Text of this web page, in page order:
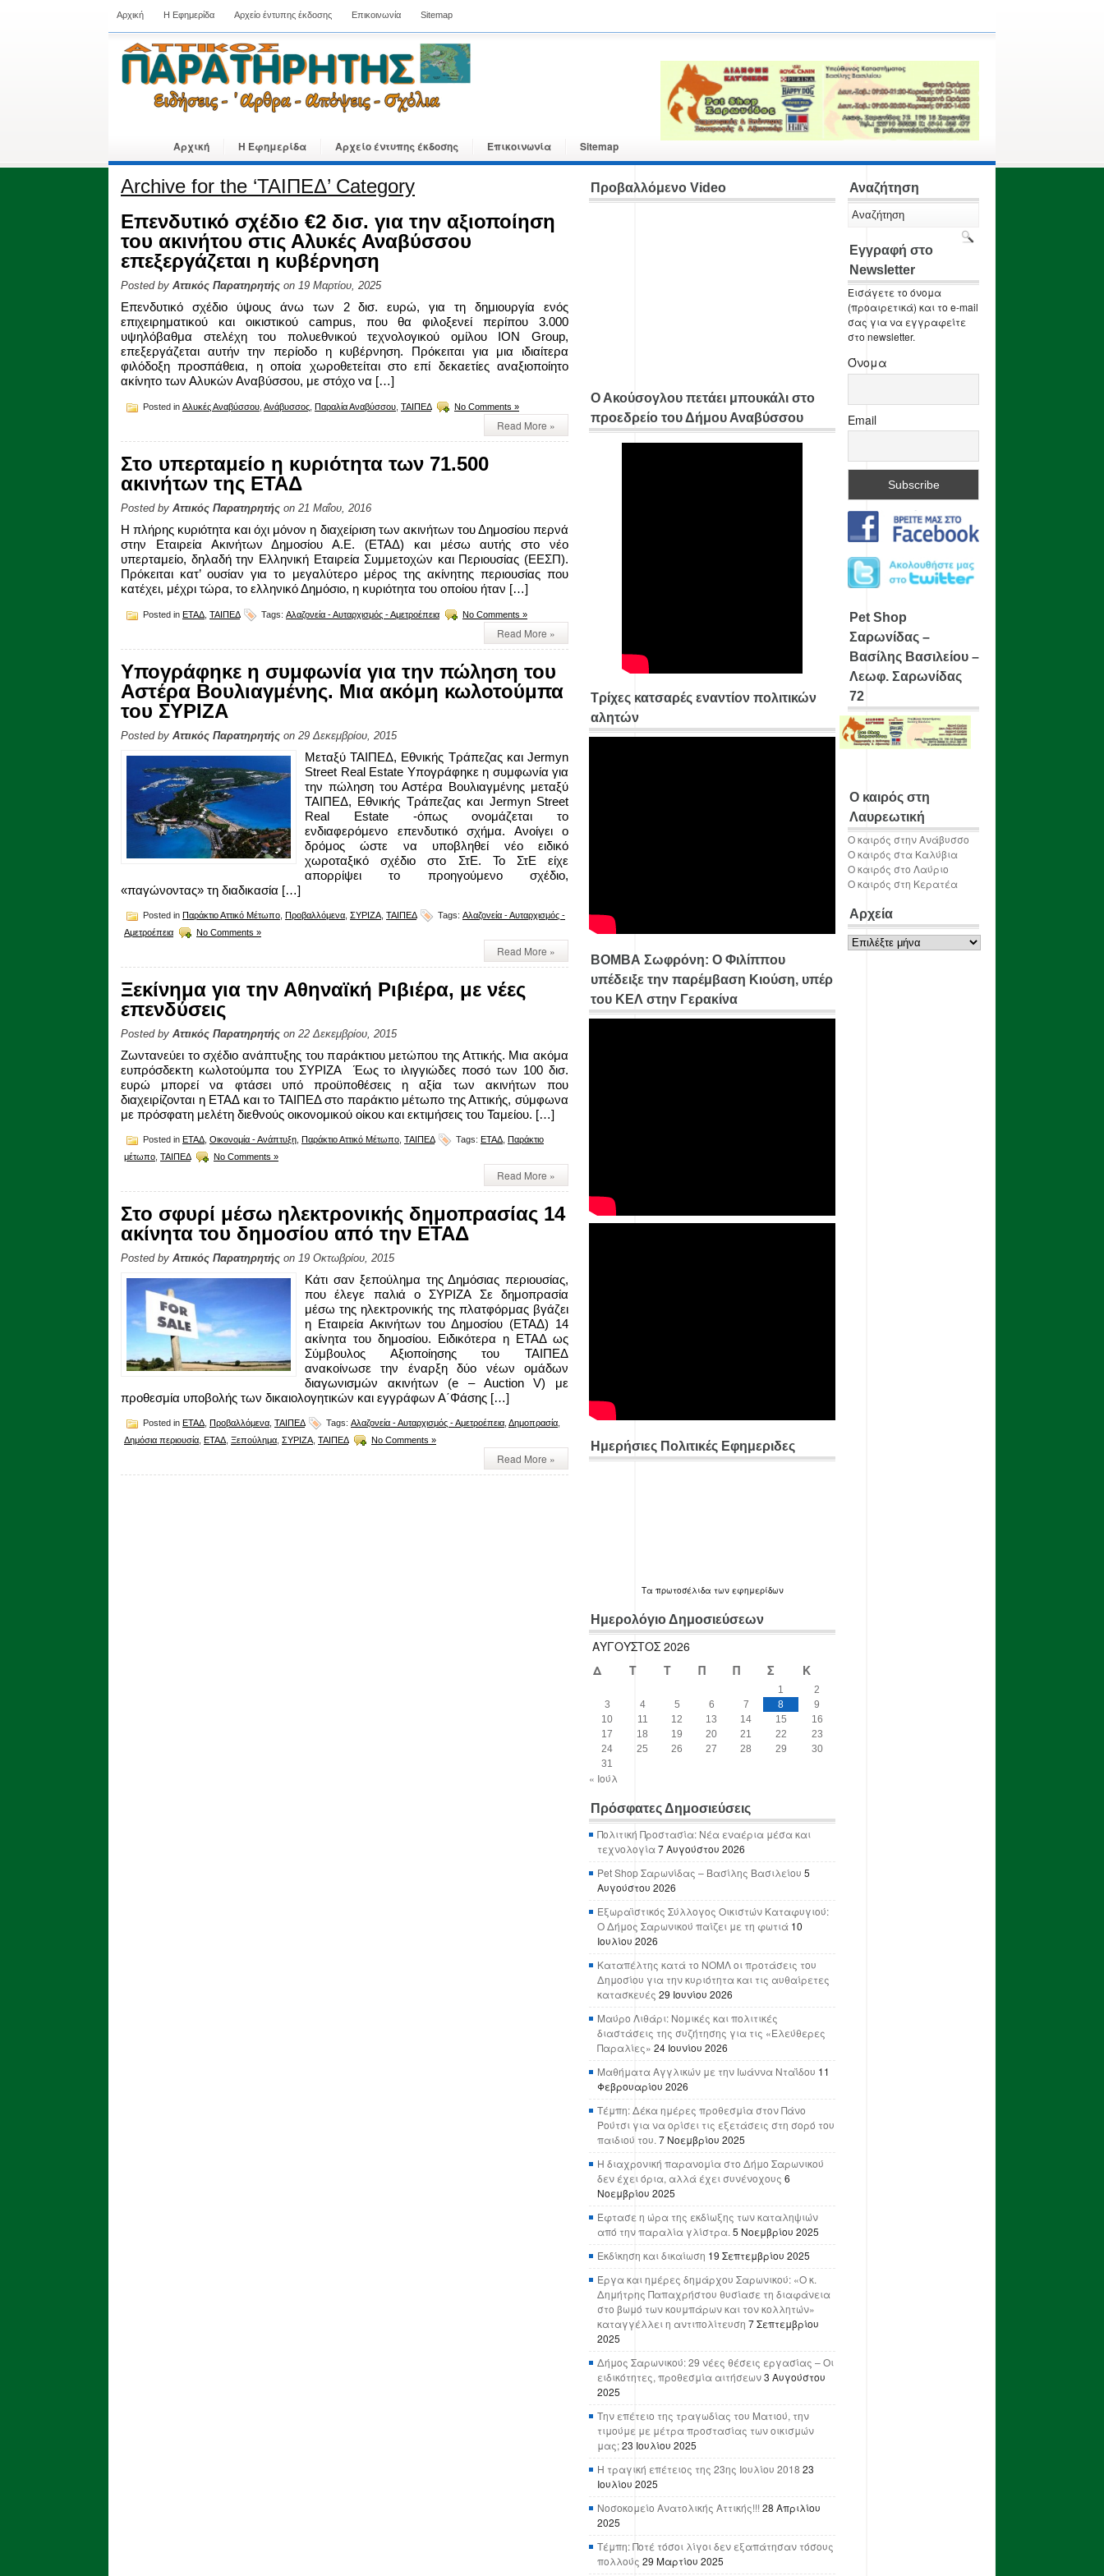
Αρχική Η Εφημερίδα Αρχείο έντυπης έκδοσης Επικοινωνία Sitemap
Αρχική Η Εφημερίδα Αρχείο έντυπης έκδοσης Επικοινωνία Sitemap
Archive for the ‘ΤΑΙΠΕΔ’ Category
Επενδυτικό σχέδιο €2 δισ. για την αξιοποίηση
του ακινήτου στις Αλυκές Αναβύσσου
επεξεργάζεται η κυβέρνηση
Posted by Αττικός Παρατηρητής on 19 Μαρτίου, 2025
Επενδυτικό σχέδιο ύψους άνω των 2 δισ. ευρώ, για τη δημιουργία ενός
επιχειρηματικού και οικιστικού campus, που θα φιλοξενεί περίπου 3.000
υψηλόβαθμα στελέχη του πολυεθνικού τεχνολογικού ομίλου ION Group,
επεξεργάζεται αυτήν την περίοδο η κυβέρνηση. Πρόκειται για μια ιδιαίτερα
φιλόδοξη προσπάθεια, η οποία χωροθετείται στο επί δεκαετίες αναξιοποίητο
ακίνητο των Αλυκών Αναβύσσου, με στόχο να […]
Posted in Αλυκές Αναβύσσου Ανάβυσσος Παραλία Αναβύσσου ΤΑΙΠΕΔ No Comments »
Read More »
Στο υπερταμείο η κυριότητα των 71.500
ακινήτων της ΕΤΑΔ
Posted by Αττικός Παρατηρητής on 21 Μαΐου, 2016
Η πλήρης κυριότητα και όχι μόνον η διαχείριση των ακινήτων του Δημοσίου περνά
στην Εταιρεία Ακινήτων Δημοσίου Α.Ε. (ΕΤΑΔ) και μέσω αυτής στο νέο
υπερταμείο, δηλαδή την Ελληνική Εταιρεία Συμμετοχών και Περιουσίας (ΕΕΣΠ).
Πρόκειται κατ’ ουσίαν για το μεγαλύτερο μέρος της ακίνητης περιουσίας που
κατέχει, μέχρι τώρα, το ελληνικό Δημόσιο, η κυριότητα του οποίου ήταν […]
Posted in ΕΤΑΔ ΤΑΙΠΕΔ Tags: Αλαζονεία - Αυταρχισμός - Αμετροέπεια No Comments »
Read More »
Υπογράφηκε η συμφωνία για την πώληση του
Αστέρα Βουλιαγμένης. Μια ακόμη κωλοτούμπα
του ΣΥΡΙΖΑ
Posted by Αττικός Παρατηρητής on 29 Δεκεμβρίου, 2015
Μεταξύ ΤΑΙΠΕΔ, Εθνικής Τράπεζας και Jermyn
Street Real Estate Υπογράφηκε η συμφωνία για
την πώληση του Αστέρα Βουλιαγμένης μεταξύ
ΤΑΙΠΕΔ, Εθνικής Τράπεζας και Jermyn Street
Real Estate -όπως ονομάζεται το
ενδιαφερόμενο επενδυτικό σχήμα. Ανοίγει ο
δρόμος ώστε να υποβληθεί νέο ειδικό
χωροταξικό σχέδιο στο ΣτΕ. Το ΣτΕ είχε
απορρίψει το προηγούμενο σχέδιο,
«παγώνοντας» τη διαδικασία […]
Posted in Παράκτιο Αττικό Μέτωπο Προβαλλόμενα ΣΥΡΙΖΑ ΤΑΙΠΕΔ Tags: Αλαζονεία - Αυταρχισμός -
Αμετροέπεια
No Comments »
Read More »
Ξεκίνημα για την Αθηναϊκή Ριβιέρα, με νέες
επενδύσεις
Posted by Αττικός Παρατηρητής on 22 Δεκεμβρίου, 2015
Ζωντανεύει το σχέδιο ανάπτυξης του παράκτιου μετώπου της Αττικής. Μια ακόμα
ευπρόσδεκτη κωλοτούμπα του ΣΥΡΙΖΑ Έως το ιλιγγιώδες ποσό των 100 δισ.
ευρώ μπορεί να φτάσει υπό προϋποθέσεις η αξία των ακινήτων που
διαχειρίζονται η ΕΤΑΔ και το ΤΑΙΠΕΔ στο παράκτιο μέτωπο της Αττικής, σύμφωνα
με πρόσφατη μελέτη διεθνούς οικονομικού οίκου και εκτιμήσεις του Ταμείου. […]
Posted in ΕΤΑΔ Οικονομία - Ανάπτυξη Παράκτιο Αττικό Μέτωπο ΤΑΙΠΕΔ Tags: ΕΤΑΔ Παράκτιο
μέτωπο ΤΑΙΠΕΔ No Comments »
Read More »
Στο σφυρί μέσω ηλεκτρονικής δημοπρασίας 14
ακίνητα του δημοσίου από την ΕΤΑΔ
Posted by Αττικός Παρατηρητής on 19 Οκτωβρίου, 2015
Κάτι σαν ξεπούλημα της Δημόσιας περιουσίας,
που έλεγε παλιά ο ΣΥΡΙΖΑ Σε δημοπρασία
μέσω της ηλεκτρονικής της πλατφόρμας βγάζει
η Εταιρεία Ακινήτων του Δημοσίου (ΕΤΑΔ) 14
ακίνητα του δημοσίου. Ειδικότερα η ΕΤΑΔ ως
Σύμβουλος Αξιοποίησης του ΤΑΙΠΕΔ
ανακοίνωσε την έναρξη δύο νέων ομάδων
διαγωνισμών ακινήτων (e – Auction V) με
προθεσμία υποβολής των δικαιολογητικών και εγγράφων Α΄Φάσης […]
Posted in ΕΤΑΔ Προβαλλόμενα ΤΑΙΠΕΔ Tags: Αλαζονεία - Αυταρχισμός - Αμετροέπεια Δημοπρασία
Δημόσια περιουσία ΕΤΑΔ Ξεπούλημα ΣΥΡΙΖΑ ΤΑΙΠΕΔ No Comments »
Read More »
Προβαλλόμενο Video
Ο Ακούσογλου πετάει μπουκάλι στο
προεδρείο του Δήμου Αναβύσσου
Τρίχες κατσαρές εναντίον πολιτικών
αλητών
ΒΟΜΒΑ Σωφρόνη: Ο Φιλίππου
υπέδειξε την παρέμβαση Κιούση, υπέρ
του ΚΕΛ στην Γερακίνα
Ημερήσιες Πολιτικές Εφημεριδες
Τα πρωτοσέλιδα των εφημερίδων
Ημερολόγιο Δημοσιεύσεων
ΑΎΓΟΥΣΤΟΣ 2026
Δ
Τ Τ Π Π Σ Κ
1
2
3
4 5 6 7 8
9
10
11 12 13 14 15
16
17
18 19 20 21 22
23
24
25 26 27 28 29
30
31
« Ιούλ
Πρόσφατες Δημοσιεύσεις
Πολιτική Προστασία: Νέα εναέρια μέσα και
τεχνολογία7 Αυγούστου 2026
Pet Shop Σαρωνίδας – Βασίλης Βασιλείου 5
Αυγούστου 2026
Εξωραϊστικός Σύλλογος Οικιστών Καταφυγιού:
Ο Δήμος Σαρωνικού παίζει με τη φωτιά 10
Ιουλίου 2026
Καταπέλτης κατά το ΝΟΜΛ οι προτάσεις του
Δημοσίου για την κυριότητα και τις αυθαίρετες
κατασκευές 29 Ιουνίου 2026
Μαύρο Λιθάρι: Νομικές και πολιτικές
διαστάσεις της συζήτησης για τις «Ελεύθερες
Παραλίες» 24 Ιουνίου 2026
Μαθήματα Αγγλικών με την Ιωάννα Νταΐδου 11
Φεβρουαρίου 2026
Τέμπη: Δέκα ημέρες προθεσμία στον Πάνο
Ρούτσι για να ορίσει τις εξετάσεις στη σορό του
παιδιού του. 7 Νοεμβρίου 2025
Η διαχρονική παρανομία στο Δήμο Σαρωνικού
δεν έχει όρια, αλλά έχει συνένοχους 6
Νοεμβρίου 2025
Έφτασε η ώρα της εκδίωξης των καταληψιών
από την παραλία γλίστρα. 5 Νοεμβρίου 2025
Εκδίκηση και δικαίωση 19 Σεπτεμβρίου 2025
Έργα και ημέρες δημάρχου Σαρωνικού: «Ο κ.
Δημήτρης Παπαχρήστου θυσίασε τη διαφάνεια
στο βωμό των κουμπάρων και τον κολλητών»
καταγγέλλει η αντιπολίτευση 7 Σεπτεμβρίου
2025
Δήμος Σαρωνικού: 29 νέες θέσεις εργασίας – Οι
ειδικότητες, προθεσμία αιτήσεων3 Αυγούστου
2025
Την επέτειο της τραγωδίας του Ματιού, την
τιμούμε με μέτρα προστασίας των οικισμών
μας;23 Ιουλίου 2025
Η τραγική επέτειος της 23ης Ιουλίου 2018 23
Ιουλίου 2025
Νοσοκομείο Ανατολικής Αττικής!!! 28 Απριλίου
2025
Τέμπη: Ποτέ τόσοι λίγοι δεν εξαπάτησαν τόσους
πολλούς 29 Μαρτίου 2025
Αναζήτηση
Εγγραφή στο
Newsletter
Εισάγετε το όνομα
(προαιρετικά) και το e-mail
σας για να εγγραφείτε
στο newsletter.
Όνομα
Email
Pet Shop
Σαρωνίδας –
Βασίλης Βασιλείου –
Λεωφ. Σαρωνίδας
72
Ο καιρός στη
Λαυρεωτική
Ο καιρός στην Ανάβυσσο
Ο καιρός στα Καλύβια
Ο καιρός στο Λαύριο
Ο καιρός στη Κερατέα
Αρχεία
Αρχεία